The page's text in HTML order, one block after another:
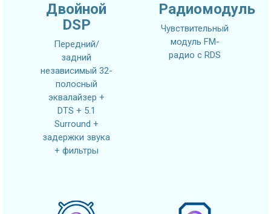
Двойной
DSP
Передний/
задний
независимый 32-
полосный
эквалайзер +
DTS + 5.1
Surround +
задержки звука
+ фильтры
Радиомодуль
Чувствительный
модуль FM-
радио с RDS